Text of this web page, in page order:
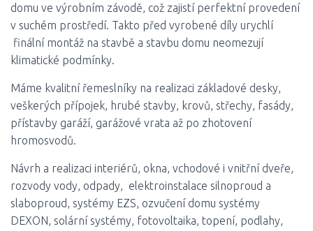
domu ve výrobním závodě, což zajistí perfektní provedení
v suchém prostředí. Takto před vyrobené díly urychlí
finální montáž na stavbě a stavbu domu neomezují
klimatické podmínky.
Máme kvalitní řemeslníky na realizaci základové desky,
veškerých přípojek, hrubé stavby, krovů, střechy, fasády,
přístavby garáží, garážové vrata až po zhotovení
hromosvodů.
Návrh a realizaci interiérů, okna, vchodové i vnitřní dveře,
rozvody vody, odpady, elektroinstalace silnoproud a
slaboproud, systémy EZS, ozvučení domu systémy
DEXON, solární systémy, fotovoltaika, topení, podlahy,